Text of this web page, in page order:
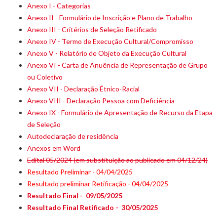
Anexo I - Categorias
Anexo II - Formulário de Inscrição e Plano de Trabalho
Anexo III - Critérios de Seleção Retificado
Anexo IV - Termo de Execução Cultural/Compromisso
Anexo V - Relatório de Objeto da Execução Cultural
Anexo VI - Carta de Anuência de Representação de Grupo
ou Coletivo
Anexo VII - Declaração Étnico-Racial
Anexo VIII - Declaração Pessoa com Deficiência
Anexo IX - Formulário de Apresentação de Recurso da Etapa
de Seleção
Autodeclaração de residência
Anexos em Word
Edital 05/2024 (em substituição ao publicado em 04/12/24)
Resultado Preliminar - 04/04/2025
Resultado preliminar Retificação - 04/04/2025
Resultado Final - 09/05/2025
Resultado Final Retificado - 30/05/2025